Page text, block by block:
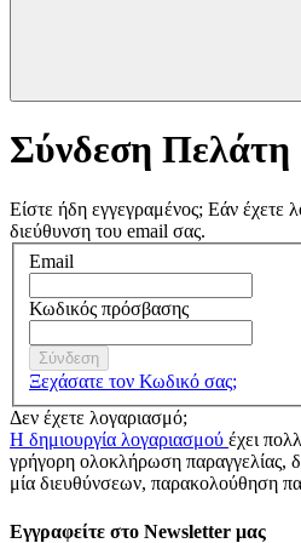
Σύνδεση Πελάτη
Είστε ήδη εγγεγραμένος; Εάν έχετε
διεύθυνση του email σας.
Email
Κωδικός πρόσβασης
Σύνδεση
Ξεχάσατε τον Κωδικό σας;
Δεν έχετε λογαριασμό;
Η δημιουργία λογαριασμού έχει
γρήγορη ολοκλήρωση παραγγελίας,
μία διευθύνσεων, παρακολούθηση
Εγγραφείτε στο Newsletter μας